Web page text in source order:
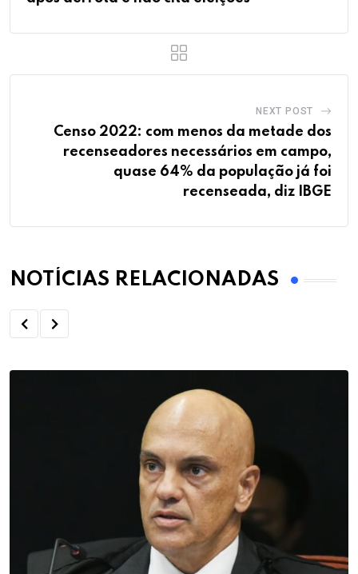
NEXT POST
Censo 2022: com menos da metade dos
recenseadores necessários em campo,
quase 64% da população já foi
recenseada, diz IBGE
NOTÍCIAS RELACIONADAS